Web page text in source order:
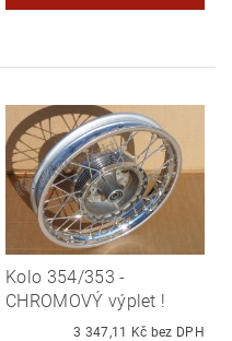
Kolo 354/353 -
CHROMOVÝ výplet !
3 347,11 Kč bez DPH